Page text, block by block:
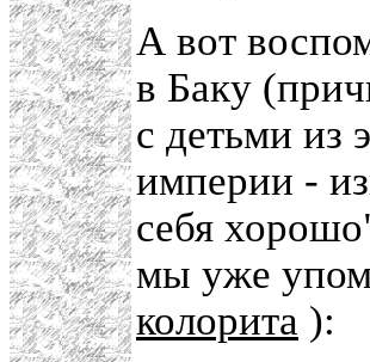
А вот
в Баку
с детьми из
империи -
себя
мы уже
колорита ):